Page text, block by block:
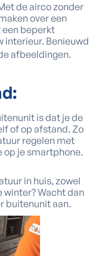
de airco zonder
over een
een beperkt
interieur. Benieuwd
afbeeldingen.
is dat je de
of op afstand. Zo
regelen met
je smartphone.
in huis, zowel
winter? Wacht dan
buitenunit aan.